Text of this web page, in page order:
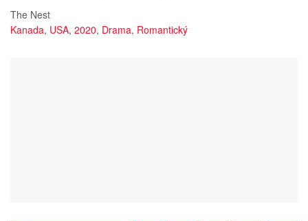
The Nest
Kanada, USA, 2020, Drama, Romantický